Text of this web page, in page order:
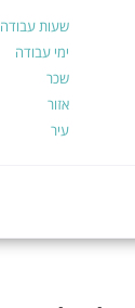
שעות עבודה
ימי עבודה
שכר
אזור
עיר